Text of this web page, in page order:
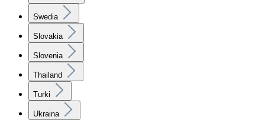
Swedia
Slovakia
Slovenia
Thailand
Turki
Ukraina